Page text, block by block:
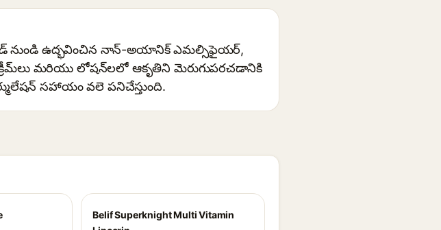
నుండి ఉద్భవించిన నాన్-అయానిక్ ఎమల్సిఫైయర్,
మరియు లోషన్‌లలో ఆకృతిని మెరుగుపరచడానికి
సహాయం వలె పనిచేస్తుంది.
Belif Superknight Multi Vitamin